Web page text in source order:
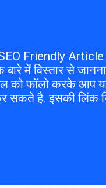
Friendly
में विस्तार से
को फॉलो करके आप
सकते है. इसकी लिंक